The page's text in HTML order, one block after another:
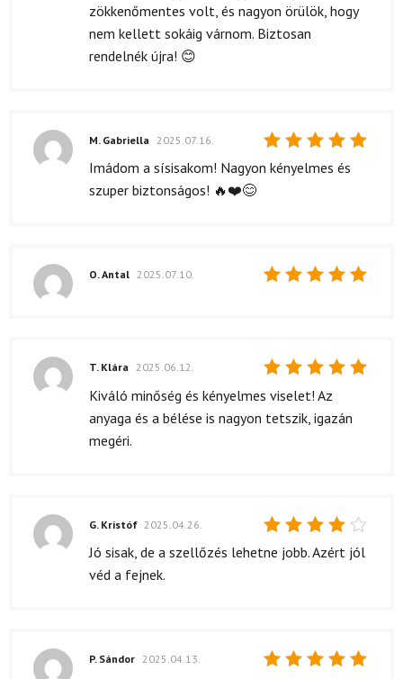
zökkenőmentes volt, és nagyon örülök, hogy
nem kellett sokáig várnom. Biztosan
rendelnék újra! 😊
Értékelés:
/ 5
M. Gabriella 2025.07.16.
Imádom a sísisakom! Nagyon kényelmes és
szuper biztonságos! 🔥❤️😊
O. Antal 2025.07.10.
Értékelés:
T. Klára 2025.06.12.
Kiváló minőség és kényelmes viselet! Az
anyaga és a bélése is nagyon tetszik, igazán
megéri.
Értékelés:
/ 5
G. Kristóf 2025.04.26.
Jó sisak, de a szellőzés lehetne jobb. Azért jól
véd a fejnek.
P. Sándor 2025.04.13.